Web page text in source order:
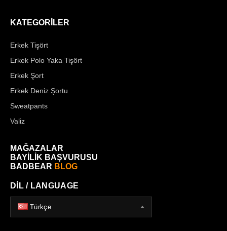
KATEGORİLER
Erkek Tişört
Erkek Polo Yaka Tişört
Erkek Şort
Erkek Deniz Şortu
Sweatpants
Valiz
MAĞAZALAR
BAYİLİK BAŞVURUSU
BADBEAR BLOG
DİL / LANGUAGE
Türkçe